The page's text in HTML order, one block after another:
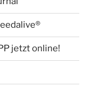
jetzt online!